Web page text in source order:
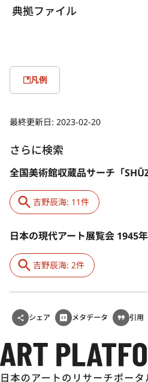
典拠ファイル
凡例
最終更新日: 2023-02-20
さらに検索
全国美術館収蔵品サーチ「
吉野辰海: 11件
日本の現代アート展覧会 1945
吉野辰海: 2件
シェア メタデータ 引用